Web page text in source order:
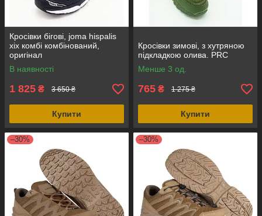
Кросівки бігові, joma hispalis
xix комбі комбінований,
оригінал
В наявності
1 825 ₴ 3 650 ₴
Купити
Кросівки зимові, з хутряною
підкладкою олива. PRC
Менше 3 од.
765 ₴ 1 275 ₴
Купити
–30% –30%